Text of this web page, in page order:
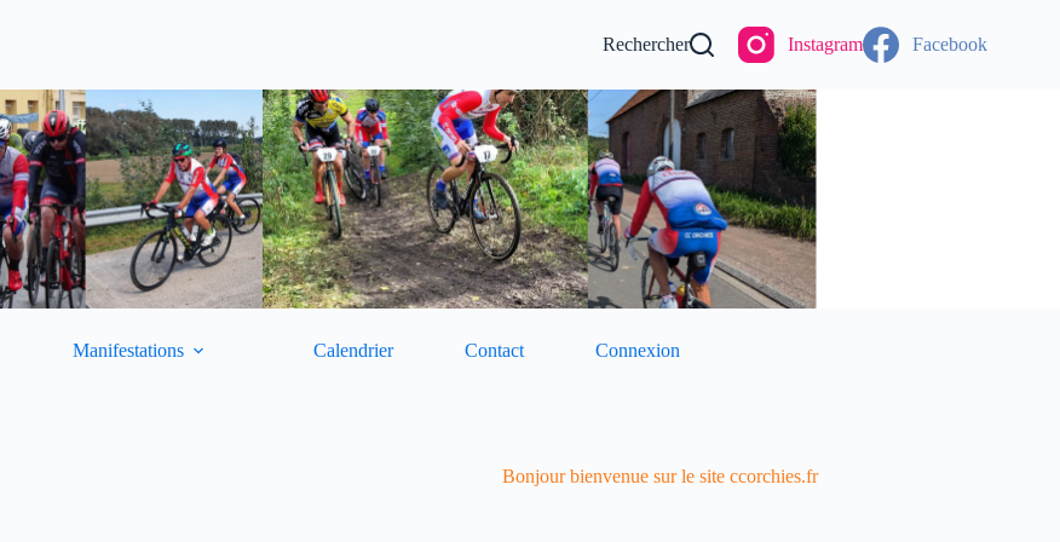
Rechercher Instagram Facebook
Manifestations Calendrier Contact Connexion
Bonjour bienvenue sur le site ccorchies.fr